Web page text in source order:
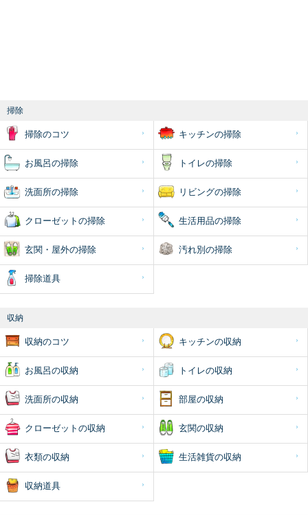
掃除
掃除のコツ キッチンの掃除
お風呂の掃除 トイレの掃除
洗面所の掃除 リビングの掃除
クローゼットの掃除 生活用品の掃除
玄関・屋外の掃除 汚れ別の掃除
掃除道具
収納
収納のコツ キッチンの収納
お風呂の収納 トイレの収納
洗面所の収納 部屋の収納
クローゼットの収納 玄関の収納
衣類の収納 生活雑貨の収納
収納道具